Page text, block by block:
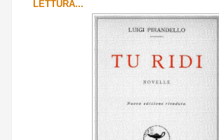
LETTURA...